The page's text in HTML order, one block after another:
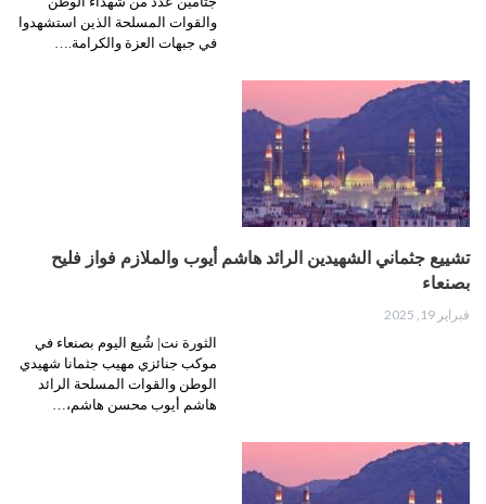
والقوات المسلحة الذين استشهدوا
في جبهات العزة والكرامة.…
تشييع جثماني الشهيدين الرائد هاشم أيوب والملازم فواز فليح
بصنعاء
فبراير 19, 2025
الثورة نت| شُيع اليوم بصنعاء في
موكب جنائزي مهيب جثمانا شهيدي
الوطن والقوات المسلحة الرائد
هاشم أيوب محسن هاشم،…